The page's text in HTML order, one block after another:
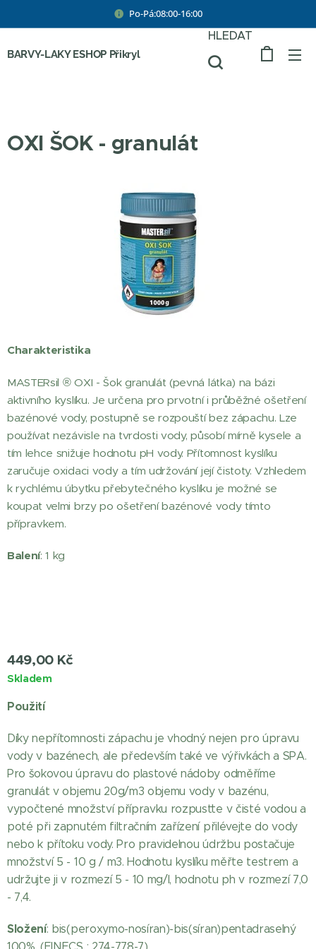
Po-Pá:08:00-16:00
BARVY-LAKY ESHOP Přikryl
HLEDAT
OXI ŠOK - granulát
Charakteristika
MASTERsil ® OXI - Šok granulát (pevná látka) na bázi
aktivního kyslíku. Je určena pro prvotní i průběžné ošetření
bazénové vody, postupně se rozpouští bez zápachu. Lze
používat nezávisle na tvrdosti vody, působí mírně kysele a
tím lehce snižuje hodnotu pH vody. Přítomnost kyslíku
zaručuje oxidaci vody a tím udržování její čistoty. Vzhledem
k rychlému úbytku přebytečného kyslíku je možné se
koupat velmi brzy po ošetření bazénové vody tímto
přípravkem.
Balení: 1 kg
449,00 Kč
Skladem
Použití
Díky nepřítomnosti zápachu je vhodný nejen pro úpravu
vody v bazénech, ale především také ve výřivkách a SPA.
Pro šokovou úpravu do plastové nádoby odměříme
granulát v objemu 20g/m3 objemu vody v bazénu,
vypočtené množství přípravku rozpusťte v čisté vodou a
poté při zapnutém filtračním zařízení přilévejte do vody
nebo k přítoku vody. Pro pravidelnou údržbu postačuje
množství 5 - 10 g / m3. Hodnotu kyslíku měřte testrem a
udržujte ji v rozmezí 5 - 10 mg/l, hodnotu ph v rozmezí 7,0
- 7,4.
Složení: bis(peroxymo-nosíran)-bis(síran)pentadraselný